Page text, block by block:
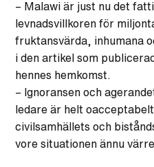
– Malawi är just nu det
levnadsvillkoren för
fruktansvärda, inhumana
i den artikel som
hennes hemkomst.
– Ignoransen och
ledare är helt
civilsamhällets och
vore situationen ännu värre.